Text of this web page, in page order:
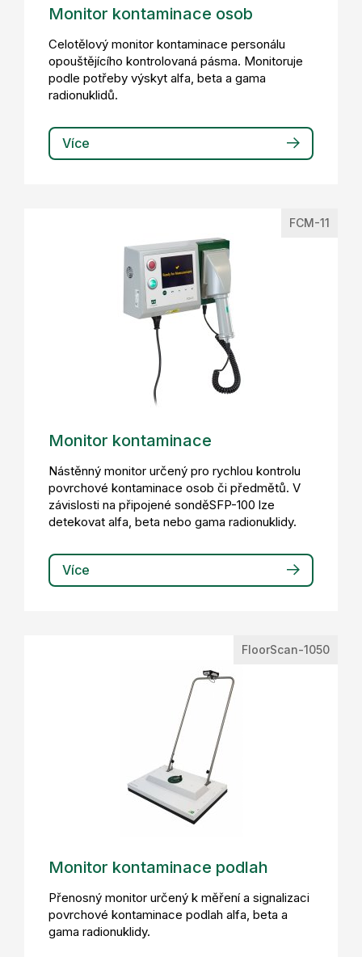
Monitor kontaminace osob
Celotělový monitor kontaminace personálu
opouštějícího kontrolovaná pásma. Monitoruje
podle potřeby výskyt alfa, beta a gama
radionuklidů.
Více
FCM-11
Monitor kontaminace
Nástěnný monitor určený pro rychlou kontrolu
povrchové kontaminace osob či předmětů. V
závislosti na připojené sonděSFP-100 lze
detekovat alfa, beta nebo gama radionuklidy.
Více
FloorScan-1050
Monitor kontaminace podlah
Přenosný monitor určený k měření a signalizaci
povrchové kontaminace podlah alfa, beta a
gama radionuklidy.